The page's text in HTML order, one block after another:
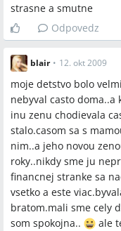
strasne a smutne
Odpovedz
blair • 12. okt 2009
moje detstvo bolo
nebyval casto doma..a
inu zenu chodievala
stalo.casom sa s
nim..a jeho novou
roky..nikdy sme ju
financnej stranke sa
vsetko a este
bratom.mali sme cely
som spokojna..
ale